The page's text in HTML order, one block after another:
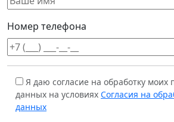
Номер телефона
Я даю согласие на обработку моих
данных на условиях Согласия на
данных